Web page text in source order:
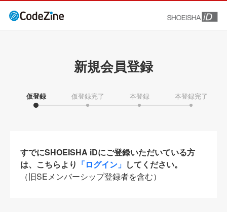
新規会員登録
仮登録 仮登録完了 本登録 本登録完了
すでにSHOEISHA iDにご登録いただいている方
は、こちらより 「ログイン」 してください。
（旧SEメンバーシップ登録者を含む）